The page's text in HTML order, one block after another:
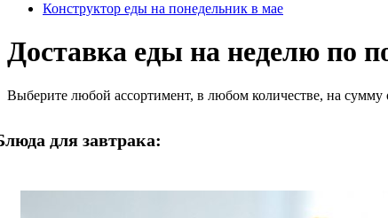
Конструктор еды на понедельник в мае
Доставка еды на неделю по
Выберите любой ассортимент, в любом количестве, на сумму
для завтрака: